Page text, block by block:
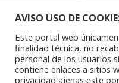
Aviso Legal|
AVISO USO DE
Este portal web
finalidad técnica, no
personal de los usuarios
contiene enlaces a sitios
privacidad ajenas este